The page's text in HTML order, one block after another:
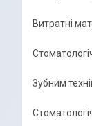
Витратні
Зубним